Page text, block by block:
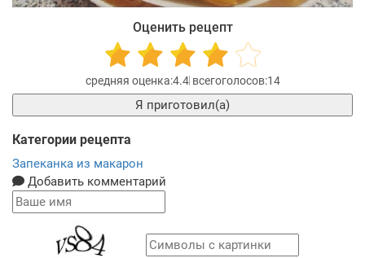
Оценить рецепт
4.4 14
Я приготовил(а)
Категории рецепта
Запеканка из макарон
Добавить комментарий